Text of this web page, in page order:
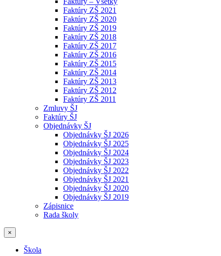
Faktúry ZŠ 2021
Faktúry ZŠ 2020
Faktúry ZŠ 2019
Faktúry ZŠ 2018
Faktúry ZŠ 2017
Faktúry ZŠ 2016
Faktúry ZŠ 2015
Faktúry ZŠ 2014
Faktúry ZŠ 2013
Faktúry ZŠ 2012
Faktúry ZŠ 2011
Zmluvy ŠJ
Faktúry ŠJ
Objednávky ŠJ
Objednávky ŠJ 2026
Objednávky ŠJ 2025
Objednávky ŠJ 2024
Objednávky ŠJ 2023
Objednávky ŠJ 2022
Objednávky ŠJ 2021
Objednávky ŠJ 2020
Objednávky ŠJ 2019
Zápisnice
Rada školy
×
Škola